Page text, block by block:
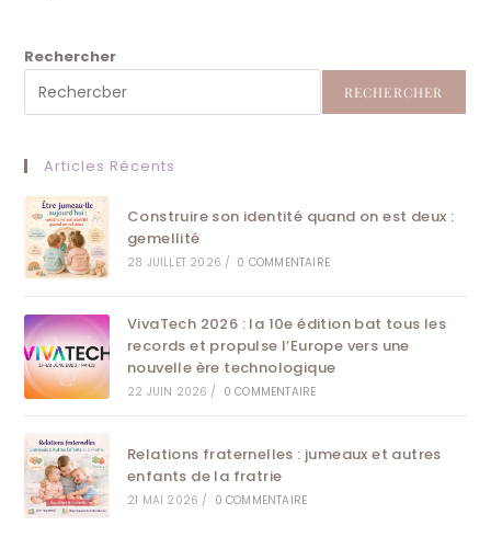
Rechercher
RECHERCHER
Articles Récents
Construire son identité quand on est deux :
gemellité
28 JUILLET 2026 / 0 COMMENTAIRE
VivaTech 2026 : la 10e édition bat tous les
records et propulse l’Europe vers une
nouvelle ère technologique
22 JUIN 2026 / 0 COMMENTAIRE
Relations fraternelles : jumeaux et autres
enfants de la fratrie
21 MAI 2026 / 0 COMMENTAIRE